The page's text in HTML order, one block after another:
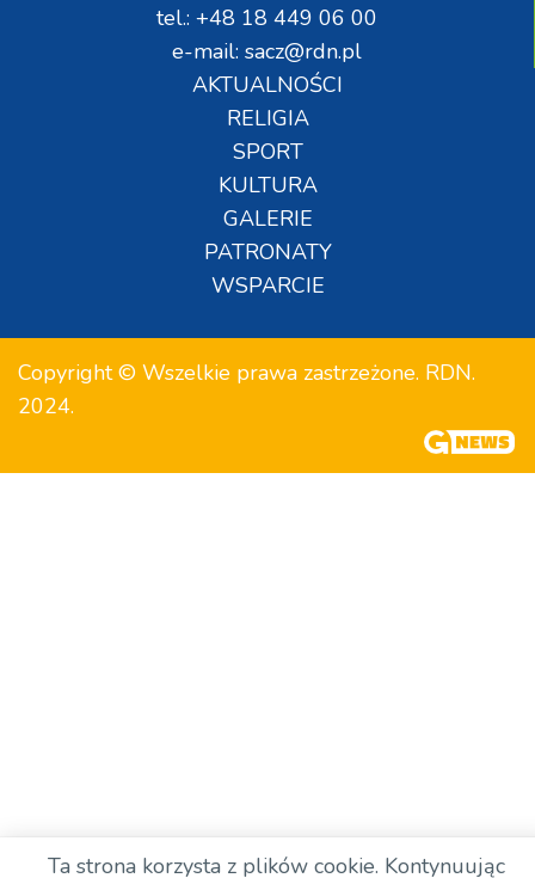
tel.: +48 18 449 06 00
e-mail: sacz@rdn.pl
AKTUALNOŚCI
RELIGIA
SPORT
KULTURA
GALERIE
PATRONATY
WSPARCIE
Copyright © Wszelkie prawa zastrzeżone. RDN.
2024.
Ta strona korzysta z plików cookie. Kontynuując